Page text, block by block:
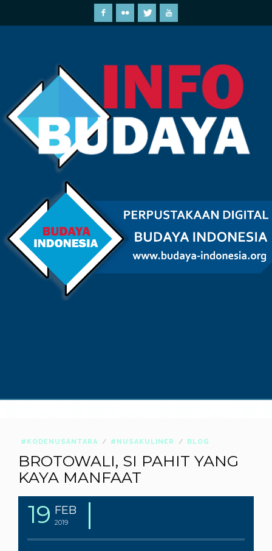
#KODENUSANTARA #NUSAKULINER BLOG
BROTOWALI, SI PAHIT YANG
KAYA MANFAAT
19 FEB
2019